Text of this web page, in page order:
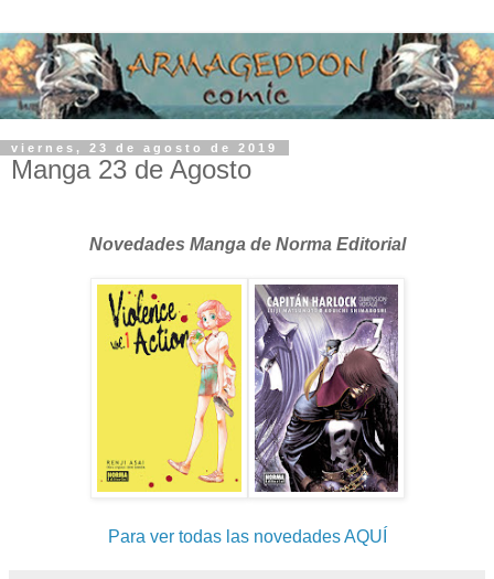
viernes, 23 de agosto de 2019
Manga 23 de Agosto
Novedades Manga de Norma Editorial
Para ver todas las novedades AQUÍ